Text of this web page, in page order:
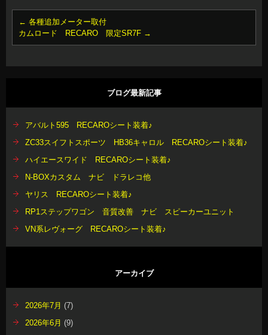
← 各種追加メーター取付
カムロード RECARO 限定SR7F →
ブログ最新記事
アバルト595 RECAROシート装着♪
ZC33スイフトスポーツ HB36キャロル RECAROシート装着♪
ハイエースワイド RECAROシート装着♪
N-BOXカスタム ナビ ドラレコ他
ヤリス RECAROシート装着♪
RP1ステップワゴン 音質改善 ナビ スピーカーユニット
VN系レヴォーグ RECAROシート装着♪
アーカイブ
2026年7月 (7)
2026年6月 (9)